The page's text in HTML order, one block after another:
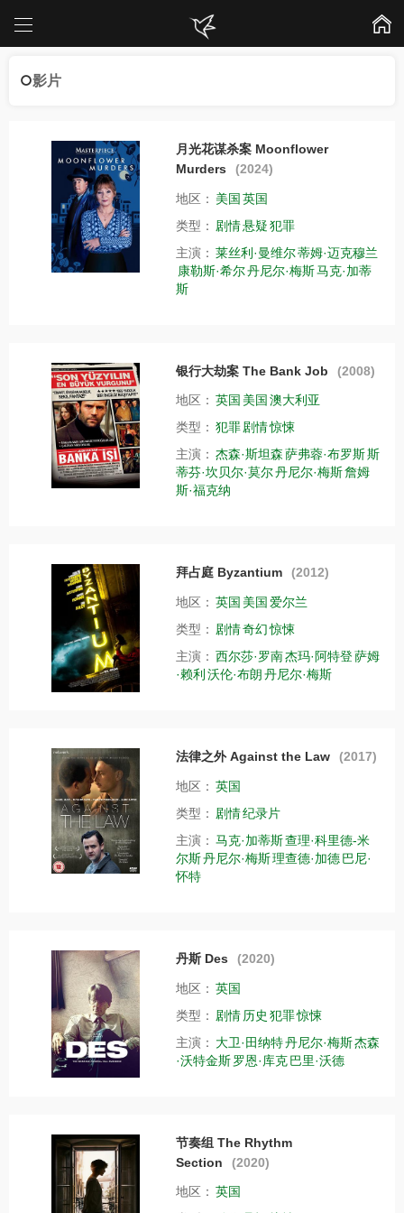
影片
月光花谋杀案 Moonflower
Murders
(2024)
地区： 美国 英国
类型： 剧情悬疑犯罪
主演： 莱丝利·曼维尔蒂姆·迈克穆兰
康勒斯·希尔丹尼尔·梅斯马克·加蒂
斯
银行大劫案 The Bank Job (2008)
地区： 英国 美国 澳大利亚
类型： 犯罪剧情惊悚
主演： 杰森·斯坦森萨弗蓉·布罗斯斯
蒂芬·坎贝尔·莫尔丹尼尔·梅斯詹姆
斯·福克纳
拜占庭 Byzantium (2012)
地区： 英国 美国 爱尔兰
类型： 剧情奇幻惊悚
主演： 西尔莎·罗南杰玛·阿特登萨姆
·赖利 沃伦·布朗丹尼尔·梅斯
法律之外 Against the Law (2017)
地区： 英国
类型： 剧情纪录片
主演： 马克·加蒂斯查理·科里德-米
尔斯丹尼尔·梅斯理查德·加德巴尼·
怀特
丹斯 Des (2020)
地区： 英国
类型： 剧情 历史 犯罪惊悚
主演： 大卫·田纳特丹尼尔·梅斯杰森
·沃特金斯罗恩·库克巴里·沃德
节奏组 The Rhythm
Section
(2020)
地区： 英国